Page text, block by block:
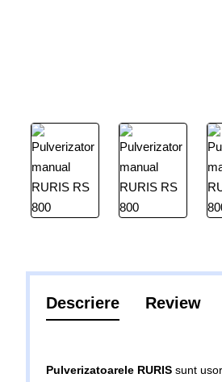
Descriere Review
Pulverizatoarele RURIS sunt